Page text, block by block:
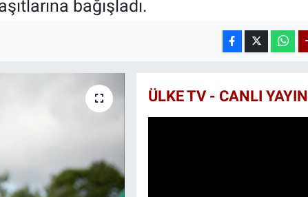
bağışladı.
ÜLKE TV - CANLI YAYIN